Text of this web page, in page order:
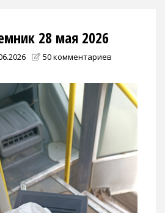
28 мая 2026
50 комментариев